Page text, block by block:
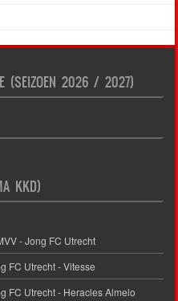
(SEIZOEN 2026 / 2027)
KKD)
- Jong FC Utrecht
FC Utrecht - Vitesse
FC Utrecht - Heracles Almelo